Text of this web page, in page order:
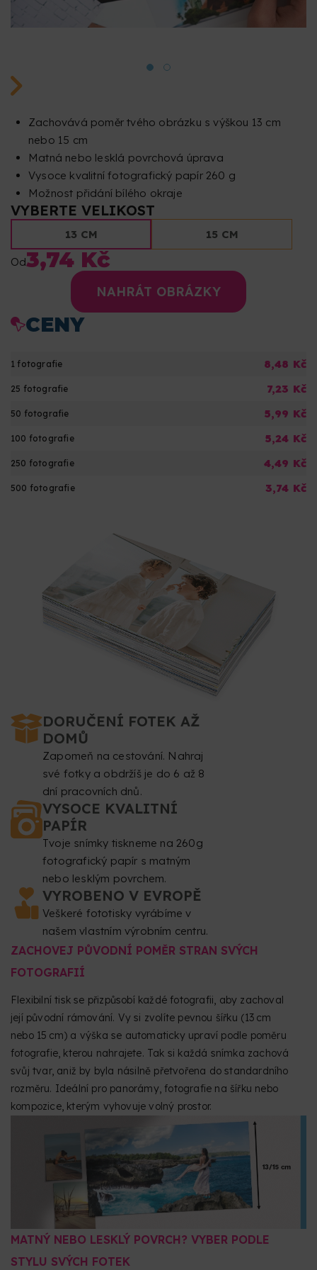
Zachovává poměr tvého obrázku s výškou 13 cm
nebo 15 cm
Matná nebo lesklá povrchová úprava
Vysoce kvalitní fotografický papír 260 g
Možnost přidání bílého okraje
VYBERTE VELIKOST
13 CM 15 CM
Od3,74 Kč
NAHRÁT OBRÁZKY
CENY
1 fotografie 8,48 Kč
25 fotografie 7,23 Kč
50 fotografie 5,99 Kč
100 fotografie 5,24 Kč
250 fotografie 4,49 Kč
500 fotografie 3,74 Kč
DORUČENÍ FOTEK AŽ
DOMŮ
Zapomeň na cestování. Nahraj
své fotky a obdržíš je do 6 až 8
dní pracovních dnů.
VYSOCE KVALITNÍ
PAPÍR
Tvoje snímky tiskneme na 260g
fotografický papír s matným
nebo lesklým povrchem.
VYROBENO V EVROPĚ
Veškeré fototisky vyrábíme v
našem vlastním výrobním centru.
ZACHOVEJ PŮVODNÍ POMĚR STRAN SVÝCH
FOTOGRAFIÍ
Flexibilní tisk se přizpůsobí každé fotografii, aby zachoval
její původní rámování. Vy si zvolíte pevnou šířku (13 cm
nebo 15 cm) a výška se automaticky upraví podle poměru
fotografie, kterou nahrajete. Tak si každá snímka zachová
svůj tvar, aniž by byla násilně přetvořena do standardního
rozměru. Ideální pro panorámy, fotografie na šířku nebo
kompozice, kterým vyhovuje volný prostor.
MATNÝ NEBO LESKLÝ POVRCH? VYBER PODLE
STYLU SVÝCH FOTEK